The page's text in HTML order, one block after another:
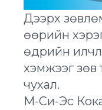
Дээрх
өөрийн
өдрийн
хэмжээг зөв
чухал.
М-Си-Эс